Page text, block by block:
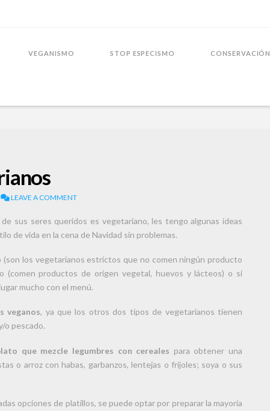
VEGANISMO STOP ESPECISMO CONSERVACIÓN
LEAVE A COMMENT
sus seres queridos es vegetariano, les tengo algunas ideas
de vida en la cena de Navidad sin problemas.
los vegetarianos estrictos que no comen ningún producto
(comen productos de origen vegetal, huevos y lácteos) o si
mucho con el menú.
veganos, ya que los otros dos tipos de vegetarianos tienen
o pescado.
que mezcle legumbres con cereales para obtener una
o arroz con habas, garbanzos, lentejas o frijoles; soya o sus
opciones de platillos, se puede optar por preparar la mayoría